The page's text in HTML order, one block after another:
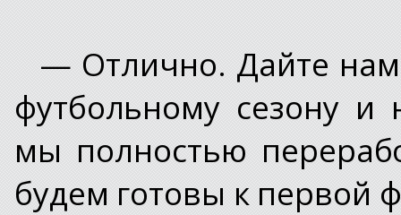
— Отлично. Дайте нам
футбольному сезону и
мы полностью
будем готовы к первой